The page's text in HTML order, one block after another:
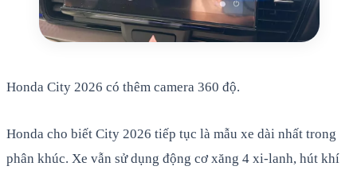
Honda City 2026 có thêm camera 360 độ.
Honda cho biết City 2026 tiếp tục là mẫu xe dài nhất trong
phân khúc. Xe vẫn sử dụng động cơ xăng 4 xi-lanh, hút khí